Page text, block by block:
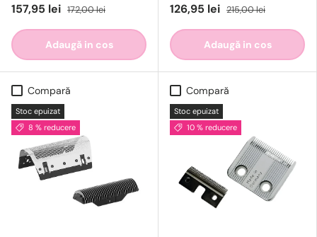
157,95 lei 172,00 lei
Adaugă in cos
126,95 lei 215,00 lei
Adaugă in cos
Compară
Stoc epuizat
8 % reducere
Compară
Stoc epuizat
10 % reducere